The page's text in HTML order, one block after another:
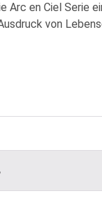
en Ciel Serie
von